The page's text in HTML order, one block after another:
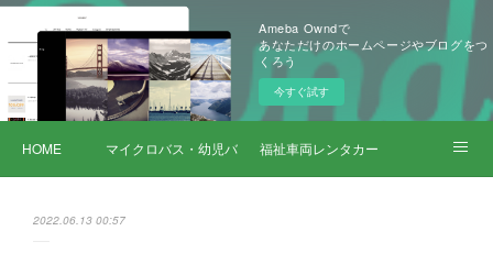
Ameba Owndで
あなただけのホームページやブログをつ
くろう
今すぐ試す
HOME マイクロバス・幼児バス レンタカー福祉車両レンタカー
2022.06.13 00:57